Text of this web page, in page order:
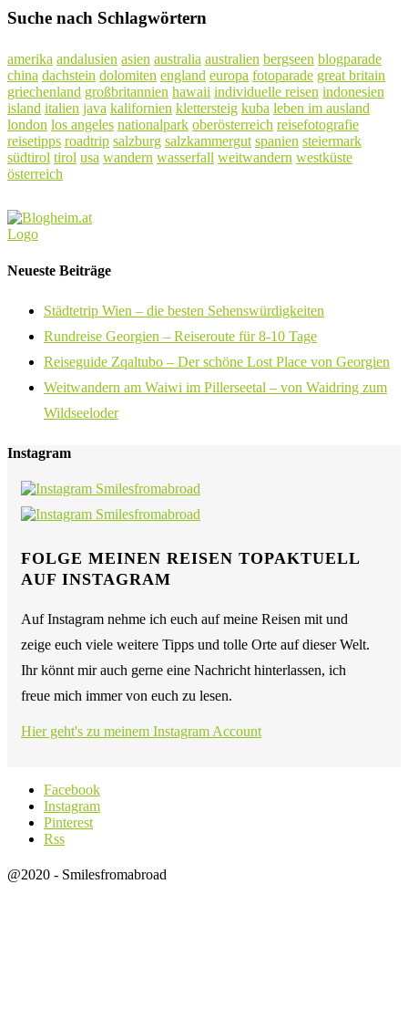
Suche nach Schlagwörtern
amerika andalusien asien australia australien bergseen blogparade
china dachstein dolomiten england europa fotoparade great britain
griechenland großbritannien hawaii individuelle reisen indonesien
island italien java kalifornien klettersteig kuba leben im ausland
london los angeles nationalpark oberösterreich reisefotografie
reisetipps roadtrip salzburg salzkammergut spanien steiermark
südtirol tirol usa wandern wasserfall weitwandern westküste
österreich
Neueste Beiträge
Städtetrip Wien – die besten Sehenswürdigkeiten
Rundreise Georgien – Reiseroute für 8-10 Tage
Reiseguide Zqaltubo – Der schöne Lost Place von Georgien
Weitwandern am Waiwi im Pillerseetal – von Waidring zum
Wildseeloder
Instagram
FOLGE MEINEN REISEN TOPAKTUELL
AUF INSTAGRAM
Auf Instagram nehme ich euch auf meine Reisen mit und
zeige euch viele weitere Tipps und tolle Orte auf dieser Welt.
Ihr könnt mir auch gerne eine Nachricht hinterlassen, ich
freue mich immer von euch zu lesen.
Hier geht's zu meinem Instagram Account
Facebook
Instagram
Pinterest
Rss
@2020 - Smilesfromabroad